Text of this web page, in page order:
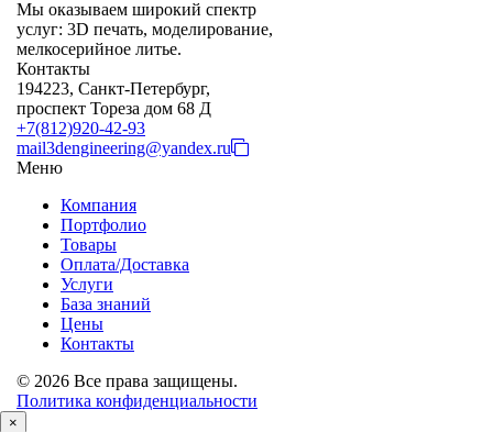
Мы оказываем широкий спектр
услуг: 3D печать, моделирование,
мелкосерийное литье.
Контакты
194223, Санкт-Петербург,
проспект Тореза дом 68 Д
+7(812)920-42-93
mail3dengineering@yandex.ru
Меню
Компания
Портфолио
Товары
Оплата/Доставка
Услуги
База знаний
Цены
Контакты
© 2026 Все права защищены.
Политика конфиденциальности
×